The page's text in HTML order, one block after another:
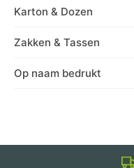
Karton & Dozen
Zakken & Tassen
Op naam bedrukt